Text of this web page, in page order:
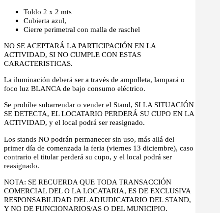
Toldo 2 x 2 mts
Cubierta azul,
Cierre perimetral con malla de raschel
NO SE ACEPTARÁ LA PARTICIPACIÓN EN LA
ACTIVIDAD, SI NO CUMPLE CON ESTAS
CARACTERISTICAS.
La iluminación deberá ser a través de ampolleta, lampará o
foco luz BLANCA de bajo consumo eléctrico.
Se prohíbe subarrendar o vender el Stand, SI LA SITUACIÓN
SE DETECTA, EL LOCATARIO PERDERÁ SU CUPO EN LA
ACTIVIDAD, y el local podrá ser reasignado.
Los stands NO podrán permanecer sin uso, más allá del
primer día de comenzada la feria (viernes 13 diciembre), caso
contrario el titular perderá su cupo, y el local podrá ser
reasignado.
NOTA: SE RECUERDA QUE TODA TRANSACCIÓN
COMERCIAL DEL O LA LOCATARIA, ES DE EXCLUSIVA
RESPONSABILIDAD DEL ADJUDICATARIO DEL STAND,
Y NO DE FUNCIONARIOS/AS O DEL MUNICIPIO.